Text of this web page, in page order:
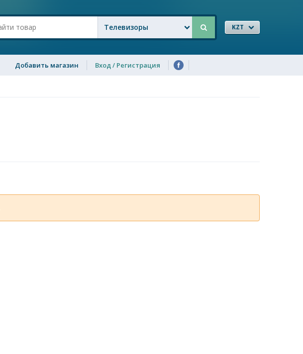
Телевизоры KZT
Добавить магазин Вход / Регистрация